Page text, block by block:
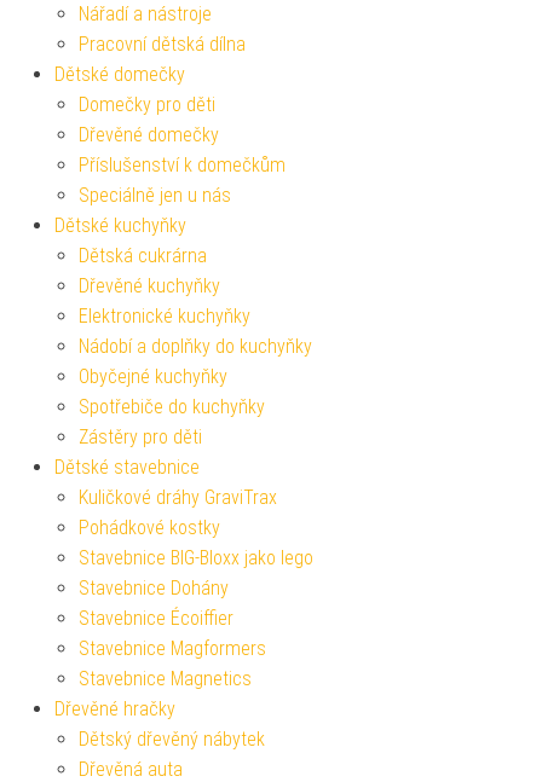
Nářadí a nástroje
Pracovní dětská dílna
Dětské domečky
Domečky pro děti
Dřevěné domečky
Příslušenství k domečkům
Speciálně jen u nás
Dětské kuchyňky
Dětská cukrárna
Dřevěné kuchyňky
Elektronické kuchyňky
Nádobí a doplňky do kuchyňky
Obyčejné kuchyňky
Spotřebiče do kuchyňky
Zástěry pro děti
Dětské stavebnice
Kuličkové dráhy GraviTrax
Pohádkové kostky
Stavebnice BIG-Bloxx jako lego
Stavebnice Dohány
Stavebnice Écoiffier
Stavebnice Magformers
Stavebnice Magnetics
Dřevěné hračky
Dětský dřevěný nábytek
Dřevěná auta